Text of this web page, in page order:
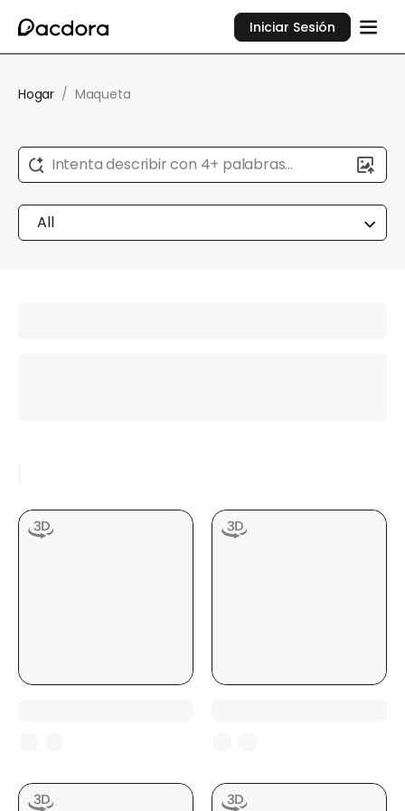
Iniciar Sesión
Hogar / Maqueta
Intenta describir con 4+ palabras...
All